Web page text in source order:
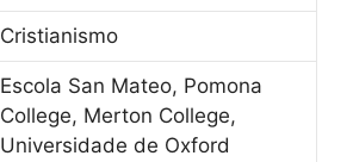
Cristianismo
Escola San Mateo, Pomona
College, Merton College,
Universidade de Oxford